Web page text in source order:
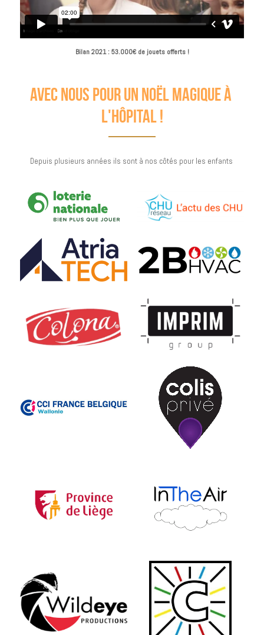
Bilan 2021 : 53.000€ de jouets offerts !
avec nous pour un noël magique à
l'hôpital !
Depuis plusieurs années ils sont à nos côtés pour les enfants